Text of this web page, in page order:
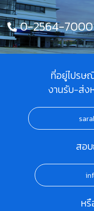
0-2564-7000
ที่อยู่ไปรษ
งานรับ-ส่ง
สอ
ห